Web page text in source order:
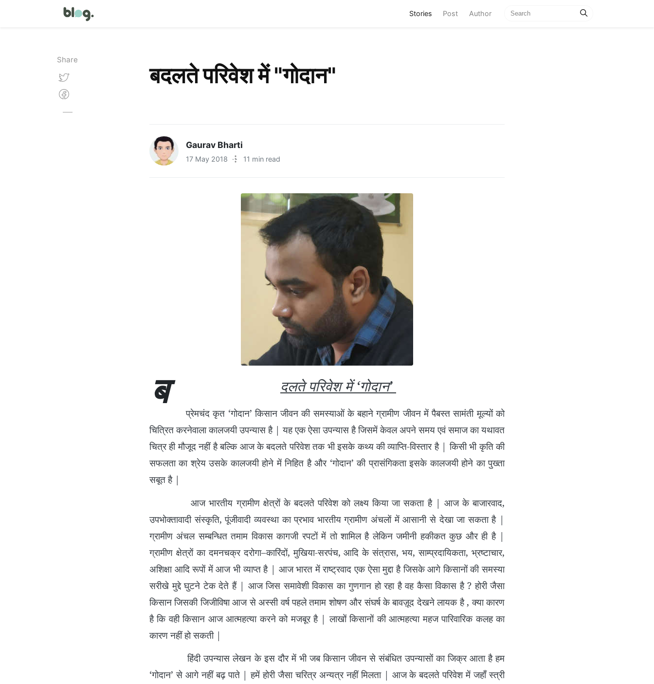
Stories (current)
Post Author
Share
बदलते परिवेश में "गोदान"
Gaurav Bharti
17 May 2018 · 11 min read
ब दलते परिवेश में ‘गोदान’
प्रेमचंद कृत ‘गोदान’ किसान जीवन की समस्याओं के बहाने ग्रामीण जीवन में पैबस्त सामंती मूल्यों को
चित्रित करनेवाला कालजयी उपन्यास है | यह एक ऐसा उपन्यास है जिसमें केवल अपने समय एवं समाज का यथावत
चित्र ही मौजूद नहीं है बल्कि आज के बदलते परिवेश तक भी इसके कथ्य की व्याप्ति-विस्तार है | किसी भी कृति की
सफलता का श्रेय उसके कालजयी होने में निहित है और ‘गोदान’ की प्रासंगिकता इसके कालजयी होने का पुख्ता
सबूत है |
आज भारतीय ग्रामीण क्षेत्रों के बदलते परिवेश को लक्ष्य किया जा सकता है | आज के बाजारवाद,
उपभोक्तावादी संस्कृति, पूंजीवादी व्यवस्था का प्रभाव भारतीय ग्रामीण अंचलों में आसानी से देखा जा सकता है |
ग्रामीण अंचल सम्बन्धित तमाम विकास कागजी रपटों में तो शामिल है लेकिन जमीनी हकीकत कुछ और ही है |
ग्रामीण क्षेत्रों का दमनचक्र दरोगा–कारिंदों, मुखिया-सरपंच, आदि के संत्रास, भय, साम्प्रदायिकता, भ्रष्टाचार,
अशिक्षा आदि रूपों में आज भी व्याप्त है | आज भारत में राष्ट्रवाद एक ऐसा मुद्दा है जिसके आगे किसानों की समस्या
सरीखे मुद्दे घुटने टेक देते हैं | आज जिस समावेशी विकास का गुणगान हो रहा है वह कैसा विकास है ? होरी जैसा
किसान जिसकी जिजीविषा आज से अस्सी वर्ष पहले तमाम शोषण और संघर्ष के बावज़ूद देखने लायक है , क्या कारण
है कि वही किसान आज आत्महत्या करने को मजबूर है | लाखों किसानों की आत्महत्या महज पारिवारिक कलह का
कारण नहीं हो सकती |
हिंदी उपन्यास लेखन के इस दौर में भी जब किसान जीवन से संबंधित उपन्यासों का जिक्र आता है हम
‘गोदान’ से आगे नहीं बढ़ पाते | हमें होरी जैसा चरित्र अन्यत्र नहीं मिलता | आज के बदलते परिवेश में जहाँ स्त्री